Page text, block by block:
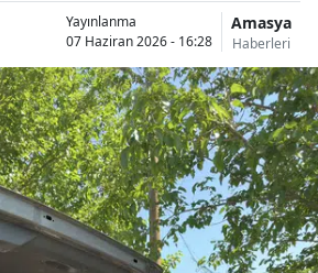
Yayınlanma
07 Haziran 2026 - 16:28
Amasya
Haberleri